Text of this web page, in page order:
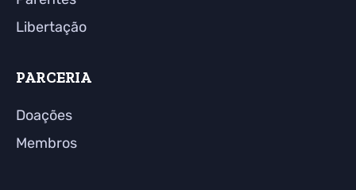
Libertação
PARCERIA
Doações
Membros